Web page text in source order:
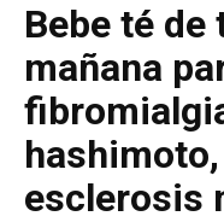
Bebe té
mañana
esclerosis